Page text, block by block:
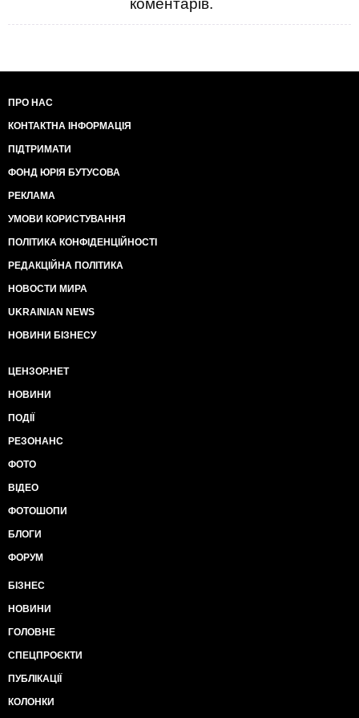
коментарів.
ПРО НАС
КОНТАКТНА ІНФОРМАЦІЯ
ПІДТРИМАТИ
ФОНД ЮРІЯ БУТУСОВА
РЕКЛАМА
УМОВИ КОРИСТУВАННЯ
ПОЛІТИКА КОНФІДЕНЦІЙНОСТІ
РЕДАКЦІЙНА ПОЛІТИКА
НОВОСТИ МИРА
UKRAINIAN NEWS
НОВИНИ БІЗНЕСУ
ЦЕНЗОР.НЕТ
НОВИНИ
ПОДІЇ
РЕЗОНАНС
ФОТО
ВІДЕО
ФОТОШОПИ
БЛОГИ
ФОРУМ
БІЗНЕС
НОВИНИ
ГОЛОВНЕ
СПЕЦПРОЄКТИ
ПУБЛІКАЦІЇ
КОЛОНКИ